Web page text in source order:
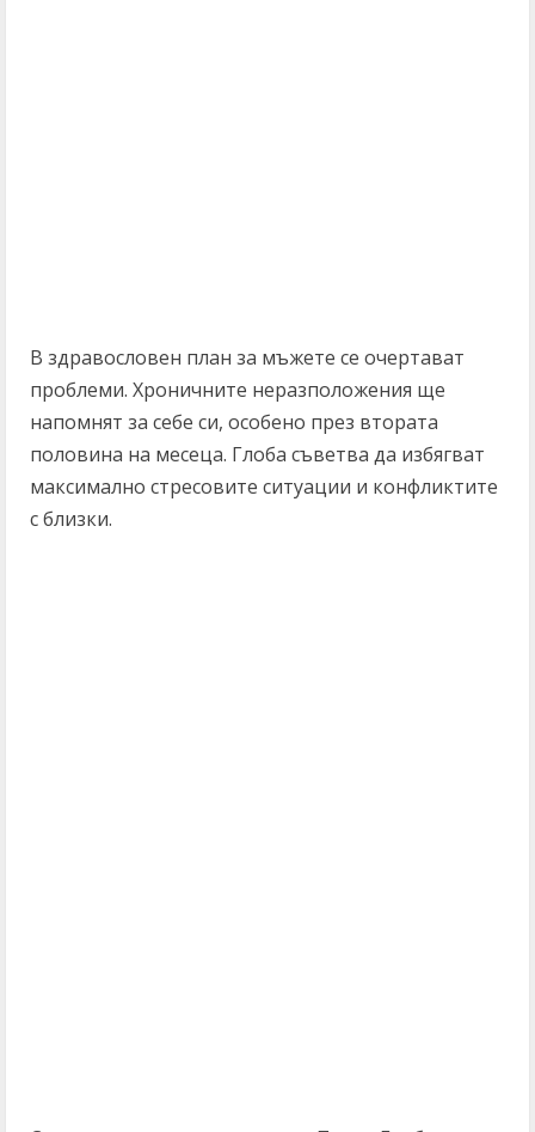
В здравословен план за мъжете се очертават
проблеми. Хроничните неразположения ще
напомнят за себе си, особено през втората
половина на месеца. Глоба съветва да избягват
максимално стресовите ситуации и конфликтите
с близки.